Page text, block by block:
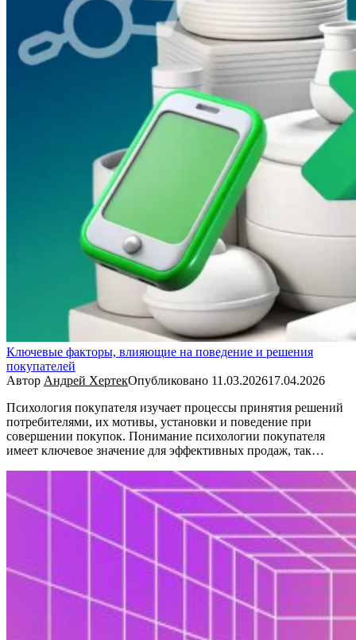
Ключевые факторы, влияющие на поведение и решения
покупателей
Автор Андрей ХертекОпубликовано 11.03.202617.04.2026
Психология покупателя изучает процессы принятия решений
потребителями, их мотивы, установки и поведение при
совершении покупок. Понимание психологии покупателя
имеет ключевое значение для эффективных продаж, так…